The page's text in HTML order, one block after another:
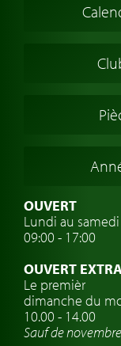
Voiture
Voitures
Voitures
Voitures
Assurance
Clubs de
Atelier de
Montres de
OUVERT
Lundi au samedi
09:00 - 17:00
OUVERT
Le premièr
dimanche du
10.00 - 14.00
Sauf de